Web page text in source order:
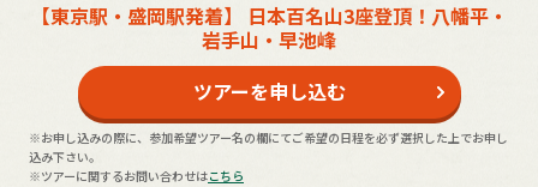
【東京駅・盛岡駅発着】 日本百名山3座登頂！八幡平・
岩手山・早池峰
ツアーを申し込む
※お申し込みの際に、参加希望ツアー名の欄にてご希望の日程を必ず選択した上でお申し
込み下さい。
※ツアーに関するお問い合わせはこちら